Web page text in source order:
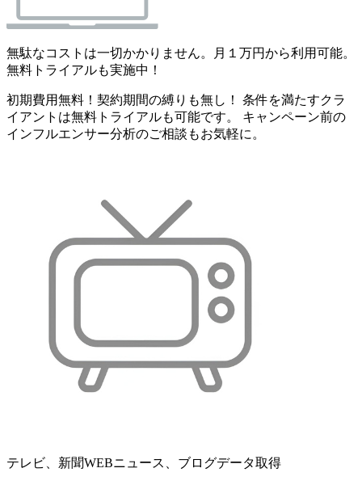
無駄なコストは一切かかりません。月１万円から利用可能。
無料トライアルも実施中！
初期費用無料！契約期間の縛りも無し！ 条件を満たすクラ
イアントは無料トライアルも可能です。 キャンペーン前の
インフルエンサー分析のご相談もお気軽に。
テレビ、新聞WEBニュース、ブログデータ取得